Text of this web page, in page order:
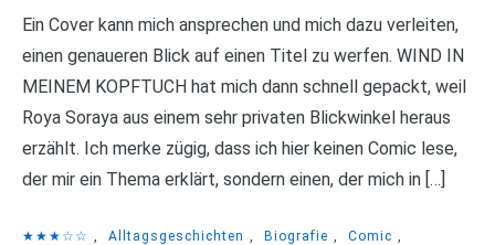
Ein Cover kann mich ansprechen und mich dazu verleiten,
einen genaueren Blick auf einen Titel zu werfen. WIND IN
MEINEM KOPFTUCH hat mich dann schnell gepackt, weil
Roya Soraya aus einem sehr privaten Blickwinkel heraus
erzählt. Ich merke zügig, dass ich hier keinen Comic lese,
der mir ein Thema erklärt, sondern einen, der mich in […]
★★★☆☆ Alltagsgeschichten Biografie Comic